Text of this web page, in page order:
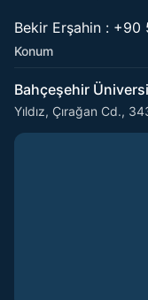
Bekir Erşahin :
Konum
Bahçeşehir
Yıldız, Çırağan Cd.,